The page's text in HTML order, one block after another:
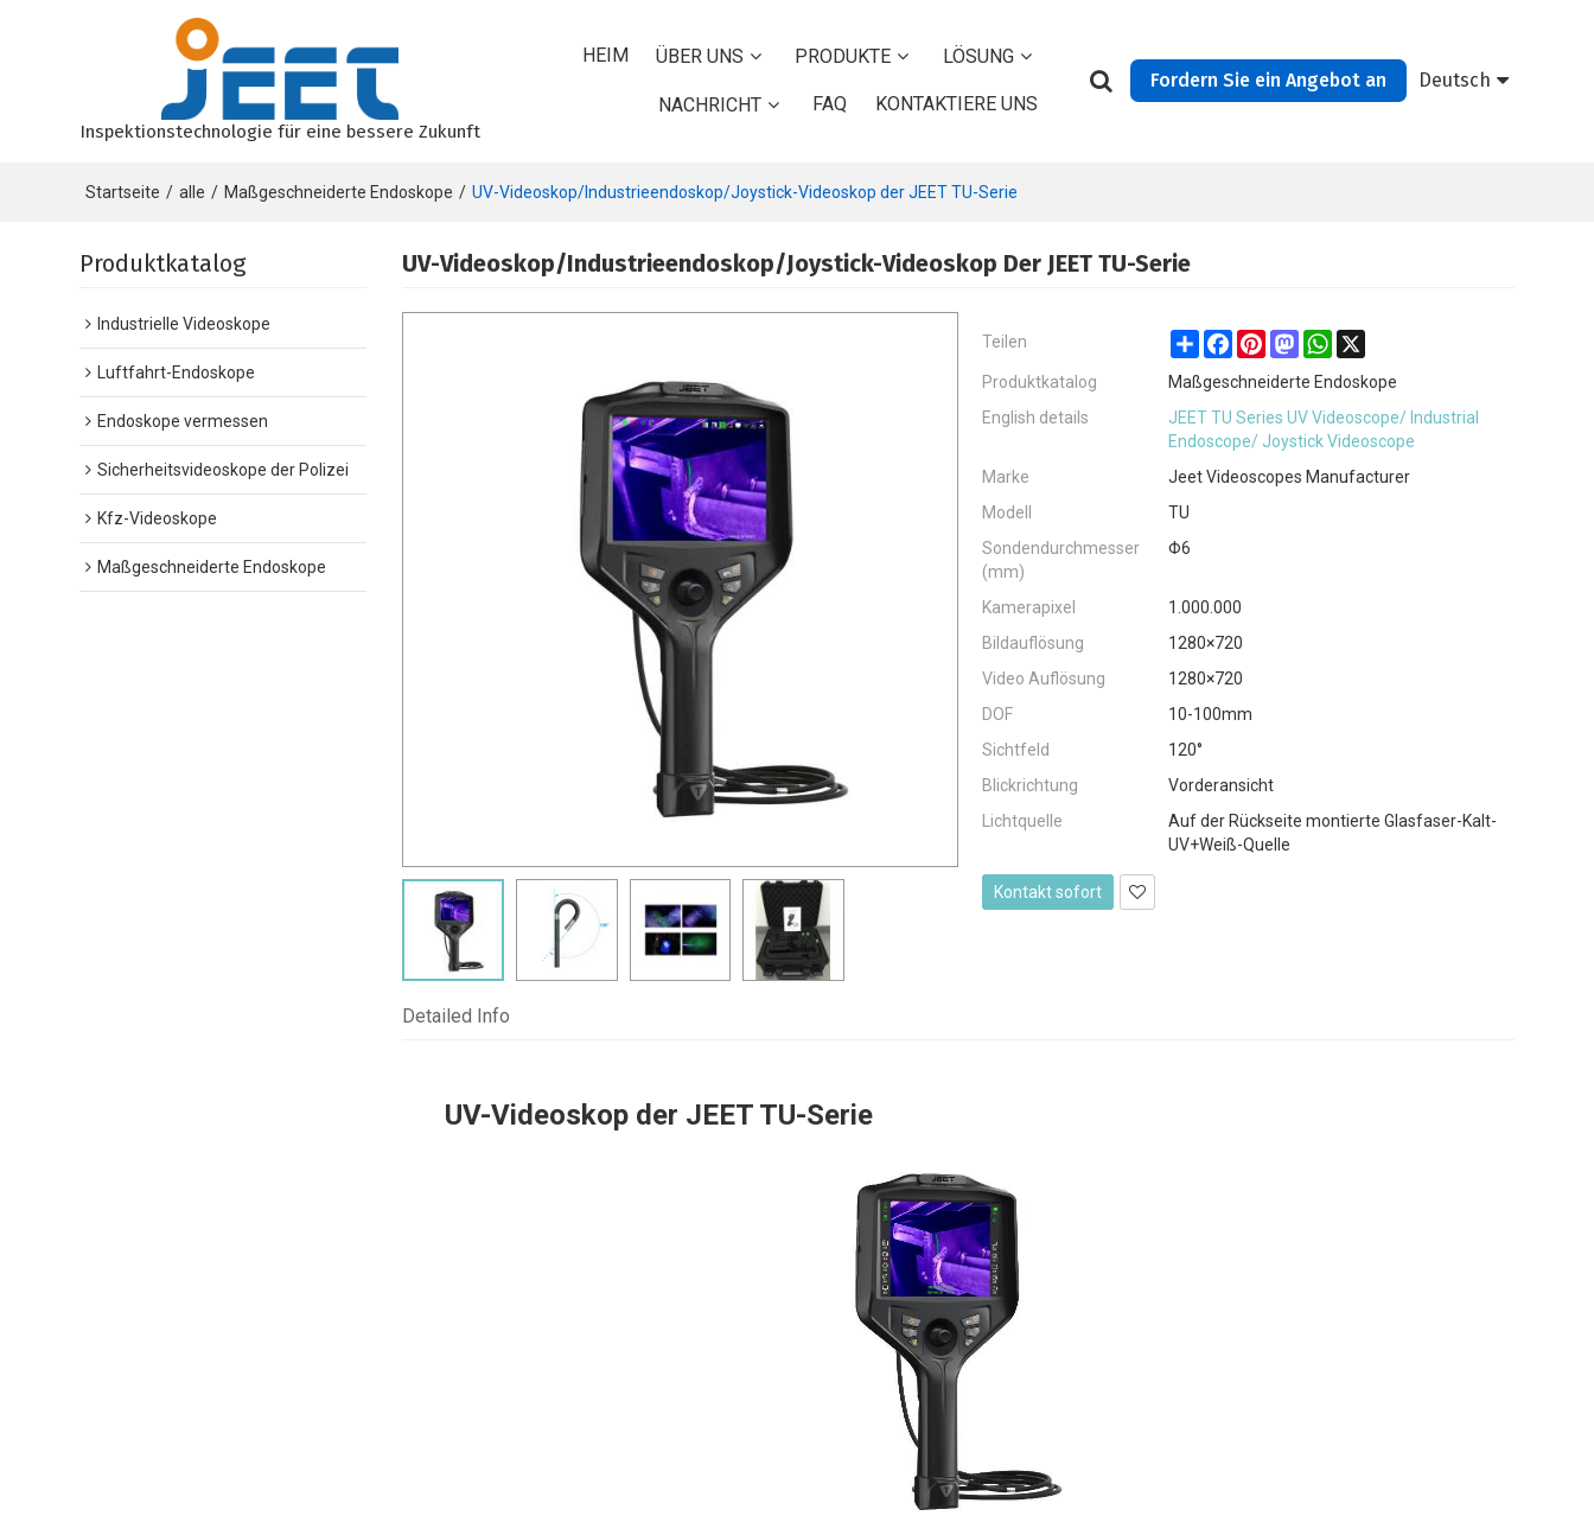
Inspektionstechnologie für eine bessere Zukunft
HEIM ÜBER UNS PRODUKTE LÖSUNG
NACHRICHT FAQ KONTAKTIERE UNS
Fordern Sie ein Angebot an Deutsch
Startseite / alle / Maßgeschneiderte Endoskope / UV-Videoskop/Industrieendoskop/Joystick-Videoskop der JEET TU-Serie
Produktkatalog
Industrielle Videoskope
Luftfahrt-Endoskope
Endoskope vermessen
Sicherheitsvideoskope der Polizei
Kfz-Videoskope
Maßgeschneiderte Endoskope
UV-Videoskop/Industrieendoskop/Joystick-Videoskop Der JEET TU-Serie
Teilen ShareFacebook
PinterestMastodonWhatsApp
X
Produktkatalog
Maßgeschneiderte Endoskope
English details
JEET TU Series UV Videoscope/ Industrial
Endoscope/ Joystick Videoscope
Marke
Jeet Videoscopes Manufacturer
Modell
TU
Sondendurchmesser
(mm)
Φ6
Kamerapixel
1.000.000
Bildauflösung
1280×720
Video Auflösung
1280×720
DOF
10-100mm
Sichtfeld
120°
Blickrichtung
Vorderansicht
Lichtquelle
Auf der Rückseite montierte Glasfaser-Kalt-
UV+Weiß-Quelle
Kontakt sofort
Detailed Info
UV-Videoskop der JEET TU-Serie